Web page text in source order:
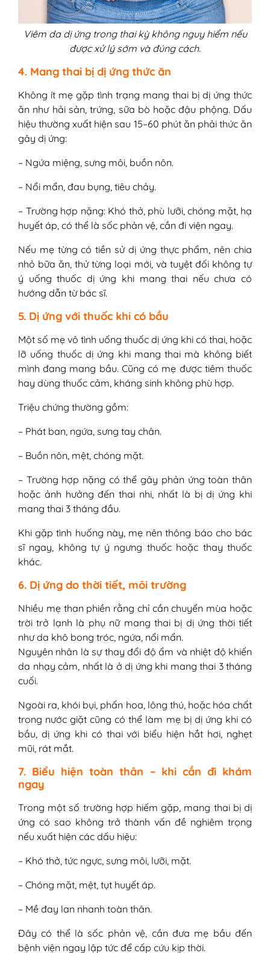
Viêm da dị ứng trong thai kỳ không nguy hiểm nếu
được xử lý sớm và đúng cách.
4. Mang thai bị dị ứng thức ăn
Không ít mẹ gặp tình trạng mang thai bị dị ứng thức
ăn như hải sản, trứng, sữa bò hoặc đậu phộng. Dấu
hiệu thường xuất hiện sau 15–60 phút ăn phải thức ăn
gây dị ứng:
– Ngứa miệng, sưng môi, buồn nôn.
– Nổi mẩn, đau bụng, tiêu chảy.
– Trường hợp nặng: Khó thở, phù lưỡi, chóng mặt, hạ
huyết áp, có thể là sốc phản vệ, cần đi viện ngay.
Nếu mẹ từng có tiền sử dị ứng thực phẩm, nên chia
nhỏ bữa ăn, thử từng loại mới, và tuyệt đối không tự
ý uống thuốc dị ứng khi mang thai nếu chưa có
hướng dẫn từ bác sĩ.
5. Dị ứng với thuốc khi có bầu
Một số mẹ vô tình uống thuốc dị ứng khi có thai, hoặc
lỡ uống thuốc dị ứng khi mang thai mà không biết
mình đang mang bầu. Cũng có mẹ được tiêm thuốc
hay dùng thuốc cảm, kháng sinh không phù hợp.
Triệu chứng thường gồm:
– Phát ban, ngứa, sưng tay chân.
– Buồn nôn, mệt, chóng mặt.
– Trường hợp nặng có thể gây phản ứng toàn thân
hoặc ảnh hưởng đến thai nhi, nhất là bị dị ứng khi
mang thai 3 tháng đầu.
Khi gặp tình huống này, mẹ nên thông báo cho bác
sĩ ngay, không tự ý ngưng thuốc hoặc thay thuốc
khác.
6. Dị ứng do thời tiết, môi trường
Nhiều mẹ than phiền rằng chỉ cần chuyển mùa hoặc
trời trở lạnh là phụ nữ mang thai bị dị ứng thời tiết
như da khô bong tróc, ngứa, nổi mẩn.
Nguyên nhân là sự thay đổi độ ẩm và nhiệt độ khiến
da nhạy cảm, nhất là ở dị ứng khi mang thai 3 tháng
cuối.
Ngoài ra, khói bụi, phấn hoa, lông thú, hoặc hóa chất
trong nước giặt cũng có thể làm mẹ bị dị ứng khi có
bầu, dị ứng khi có thai với biểu hiện hắt hơi, nghẹt
mũi, rát mắt.
7. Biểu hiện toàn thân – khi cần đi khám
ngay
Trong một số trường hợp hiếm gặp, mang thai bị dị
ứng có sao không trở thành vấn đề nghiêm trọng
nếu xuất hiện các dấu hiệu:
– Khó thở, tức ngực, sưng môi, lưỡi, mặt.
– Chóng mặt, mệt, tụt huyết áp.
– Mề đay lan nhanh toàn thân.
Đây có thể là sốc phản vệ, cần đưa mẹ bầu đến
bệnh viện ngay lập tức để cấp cứu kịp thời.